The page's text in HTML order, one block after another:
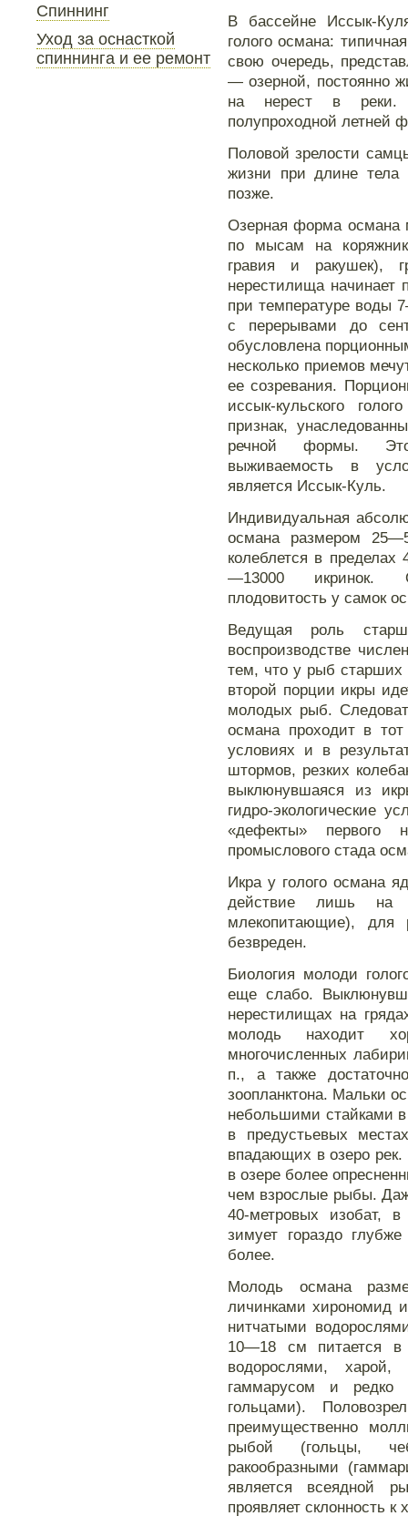
Спиннинг
Уход за оснасткой
спиннинга и ее ремонт
В бассейне Иссык-
голого османа:
свою очередь,
— озерной, постоянно
на нерест в реки.
полупроходной летней
Половой зрелости
жизни при длине
позже.
Озерная форма османа
по мысам на
гравия и ракушек),
нерестилища начинает
при температуре воды
с перерывами до
обусловлена
несколько приемов
ее созревания.
иссык-кульского
признак,
речной формы.
выживаемость в
является Иссык-Куль.
Индивидуальная
османа размером
колеблется в
—13000 икринок.
плодовитость у самок
Ведущая роль
воспроизводстве
тем, что у рыб старших
второй порции икры
молодых рыб.
османа проходит в
условиях и в
штормов, резких
выклюнувшаяся из
гидро-экологические
«дефекты» первого
промыслового стада
Икра у голого османа
действие лишь на
млекопитающие),
безвреден.
Биология молоди
еще слабо.
нерестилищах на
молодь находит
многочисленных
п., а также
зоопланктона. Мальки
небольшими стайками
в предустьевых
впадающих в озеро рек.
в озере более
чем взрослые рыбы.
40-метровых изобат,
зимует гораздо
более.
Молодь османа
личинками хирономид
нитчатыми
10—18 см питается в
водорослями, харой,
гаммарусом и редко
гольцами).
преимущественно
рыбой (гольцы,
ракообразными
является всеядной
проявляет склонность